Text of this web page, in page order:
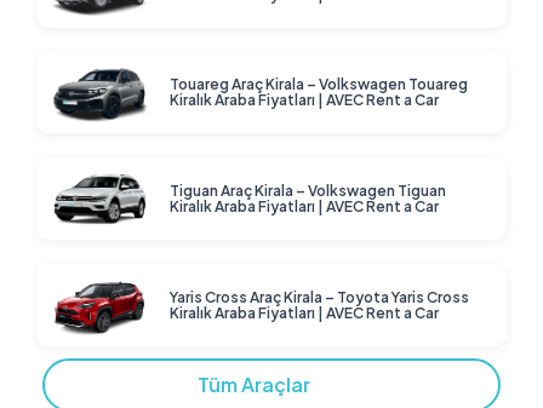
Touareg Araç Kirala – Volkswagen Touareg
Kiralık Araba Fiyatları | AVEC Rent a Car
Tiguan Araç Kirala – Volkswagen Tiguan
Kiralık Araba Fiyatları | AVEC Rent a Car
Yaris Cross Araç Kirala – Toyota Yaris Cross
Kiralık Araba Fiyatları | AVEC Rent a Car
Tüm Araçlar